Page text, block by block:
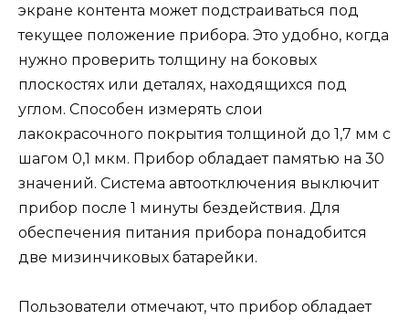
экране контента может подстраиваться под
текущее положение прибора. Это удобно, когда
нужно проверить толщину на боковых
плоскостях или деталях, находящихся под
углом. Способен измерять слои
лакокрасочного покрытия толщиной до 1,7 мм с
шагом 0,1 мкм. Прибор обладает памятью на 30
значений. Система автоотключения выключит
прибор после 1 минуты бездействия. Для
обеспечения питания прибора понадобится
две мизинчиковых батарейки.
Пользователи отмечают, что прибор обладает